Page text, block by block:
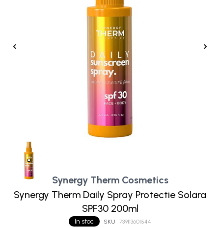
In stoc SKU 739113601544
Synergy Therm Cosmetics
Synergy Therm Daily Spray Protectie Solara
SPF30 200ml